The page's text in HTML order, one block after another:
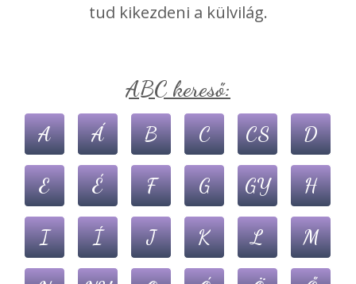
tud kikezdeni a külvilág.
ABC kereső:
A Á B C CS D
E É F G GY H
I Í J K L M